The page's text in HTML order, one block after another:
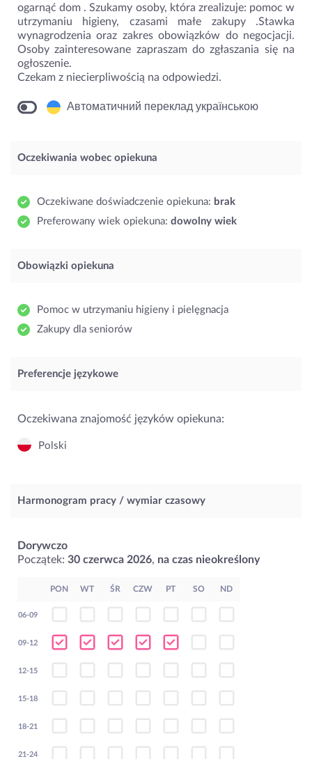
ogarnąć dom . Szukamy osoby, która zrealizuje: pomoc w
utrzymaniu higieny, czasami małe zakupy .Stawka
wynagrodzenia oraz zakres obowiązków do negocjacji.
Osoby zainteresowane zapraszam do zgłaszania się na
ogłoszenie.
Czekam z niecierpliwością na odpowiedzi.
Автоматичний переклад українською
Oczekiwania wobec opiekuna
Oczekiwane doświadczenie opiekuna: brak
Preferowany wiek opiekuna: dowolny wiek
Obowiązki opiekuna
Pomoc w utrzymaniu higieny i pielęgnacja
Zakupy dla seniorów
Preferencje językowe
Oczekiwana znajomość języków opiekuna:
Polski
Harmonogram pracy / wymiar czasowy
Dorywczo
Początek: 30 czerwca 2026, na czas nieokreślony
PON WT ŚR CZW PT SO ND
06-09
09-12
12-15
15-18
18-21
21-24